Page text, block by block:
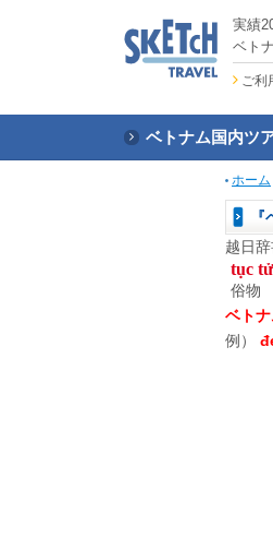
実績
ベト
ご利
ベトナム国内ツ
ホーム
越日
tục tử
俗物
ベト
例）